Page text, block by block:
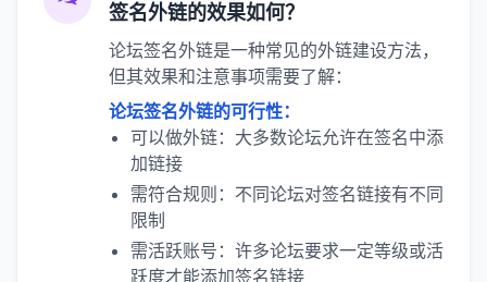
签名外链的效果如何？
论坛签名外链是一种常见的外链建设方法，
但其效果和注意事项需要了解：
论坛签名外链的可行性：
可以做外链：大多数论坛允许在签名中添
加链接
需符合规则：不同论坛对签名链接有不同
限制
需活跃账号：许多论坛要求一定等级或活
跃度才能添加签名链接